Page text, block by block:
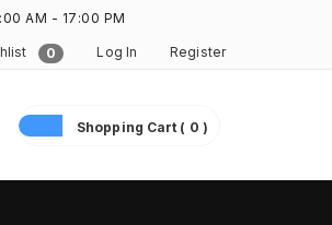
AM - 17:00 PM
0 Log In Register
Shopping Cart ( 0 )